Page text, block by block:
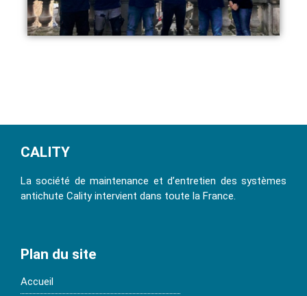
CALITY
La société de maintenance et d’entretien des systèmes
antichute Cality intervient dans toute la France.
Plan du site
Accueil